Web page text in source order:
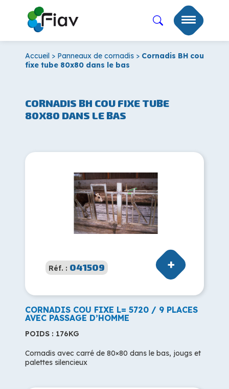
Accueil > Panneaux de cornadis > Cornadis BH cou
fixe tube 80x80 dans le bas
CORNADIS BH COU FIXE TUBE
80X80 DANS LE BAS
Réf. : 041509
CORNADIS COU FIXE L= 5720 / 9 PLACES
AVEC PASSAGE D’HOMME
POIDS : 176KG
Cornadis avec carré de 80×80 dans le bas, jougs et
palettes silencieux